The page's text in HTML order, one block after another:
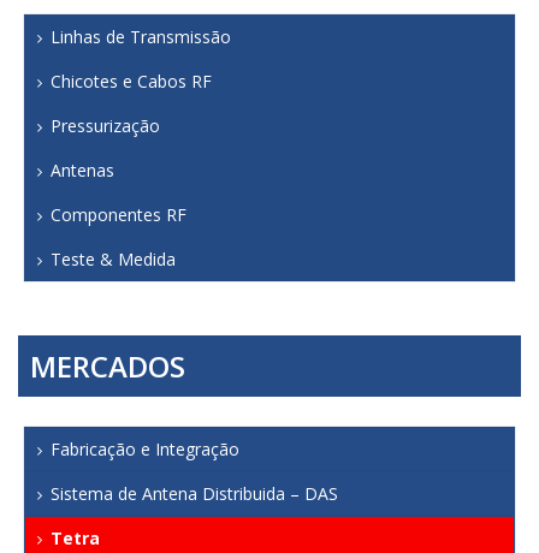
Linhas de Transmissão
Chicotes e Cabos RF
Pressurização
Antenas
Componentes RF
Teste & Medida
MERCADOS
Fabricação e Integração
Sistema de Antena Distribuida – DAS
Tetra